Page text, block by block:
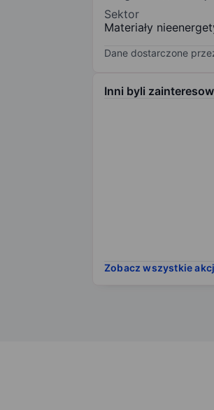
Sektor
Materiały
Dane dostarczone
Inni byli
Zobacz wszystkie